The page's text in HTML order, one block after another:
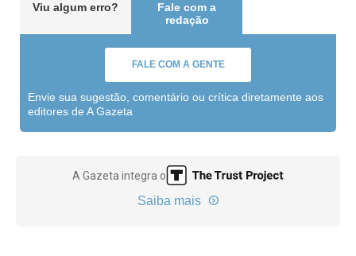
Viu algum erro?
Fale com a
redação
FALE COM A GENTE
Envie sua sugestão, comentário ou crítica diretamente aos
editores de A Gazeta
A Gazeta integra o
Saiba mais